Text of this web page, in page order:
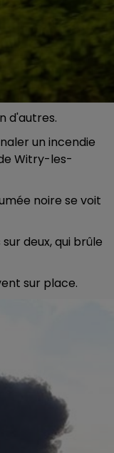
d'autres.
un incendie
Witry-les-
noire se voit
deux, qui brûle
sur place.